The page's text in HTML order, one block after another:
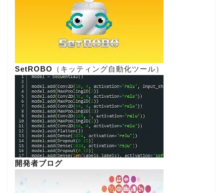
SetROBO （キッティング自動化ツール）
開発者ブログ